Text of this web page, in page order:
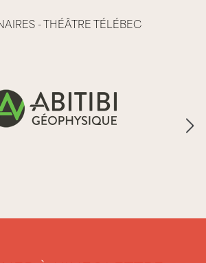
- THÉÂTRE TÉLÉBEC